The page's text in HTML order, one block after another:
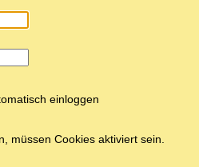
einloggen
müssen Cookies aktiviert sein.